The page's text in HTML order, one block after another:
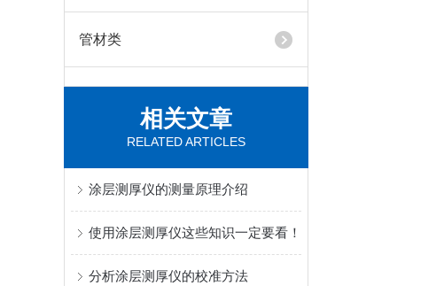
管材类
相关文章
RELATED ARTICLES
涂层测厚仪的测量原理介绍
使用涂层测厚仪这些知识一定要看！
分析涂层测厚仪的校准方法